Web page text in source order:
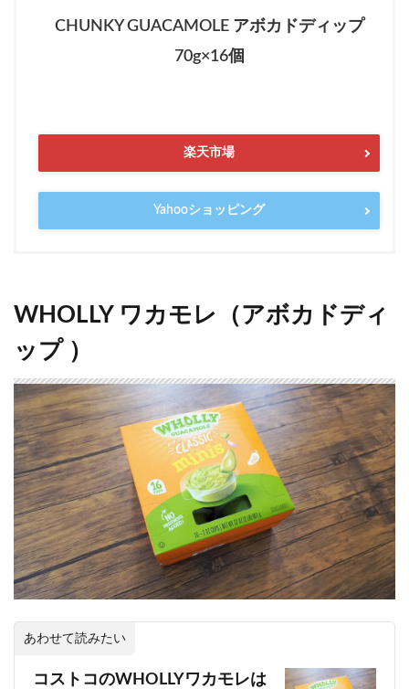
CHUNKY GUACAMOLE アボカドディップ
70g×16個
楽天市場
Yahooショッピング
WHOLLY ワカモレ（アボカドディ
ップ ）
あわせて読みたい
コストコのWHOLLYワカモレは